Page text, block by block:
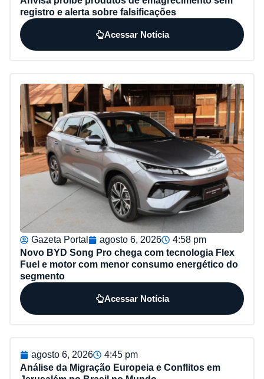
registro e alerta sobre falsificações
Acessar Notícia
Gazeta Portal agosto 6, 2026
4:58 pm
Novo BYD Song Pro chega com tecnologia Flex
Fuel e motor com menor consumo energético do
segmento
Acessar Notícia
agosto 6, 2026
4:45 pm
Análise da Migração Europeia e Conflitos em